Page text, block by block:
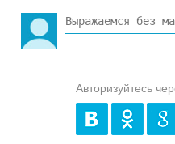
Авторизуйтесь